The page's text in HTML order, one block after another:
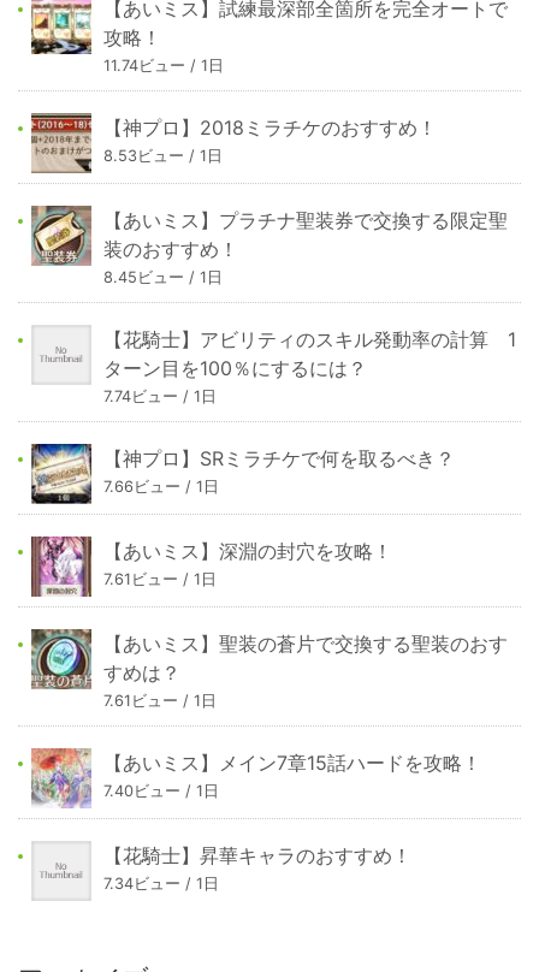
【あいミス】試練最深部全箇所を完全オートで
攻略！
11.74ビュー / 1日
【神プロ】2018ミラチケのおすすめ！
8.53ビュー / 1日
【あいミス】プラチナ聖装券で交換する限定聖
装のおすすめ！
8.45ビュー / 1日
【花騎士】アビリティのスキル発動率の計算 1
ターン目を100％にするには？
7.74ビュー / 1日
【神プロ】SRミラチケで何を取るべき？
7.66ビュー / 1日
【あいミス】深淵の封穴を攻略！
7.61ビュー / 1日
【あいミス】聖装の蒼片で交換する聖装のおす
すめは？
7.61ビュー / 1日
【あいミス】メイン7章15話ハードを攻略！
7.40ビュー / 1日
【花騎士】昇華キャラのおすすめ！
7.34ビュー / 1日